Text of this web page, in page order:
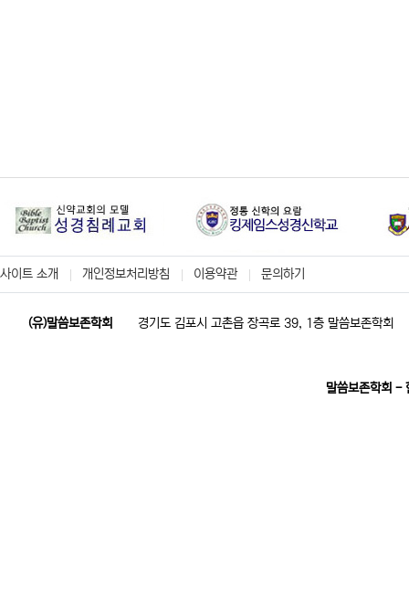
사이트 소개 개인정보처리방침 이용약관 문의하기
(유)말씀보존학회 경기도 김포시 고촌읍 장곡로 39, 1층 말씀보존학회
말씀보존학회 -